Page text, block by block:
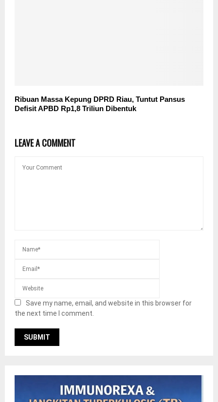
Ribuan Massa Kepung DPRD Riau, Tuntut Pansus
Defisit APBD Rp1,8 Triliun Dibentuk
LEAVE A COMMENT
Save my name, email, and website in this browser for
the next time I comment.